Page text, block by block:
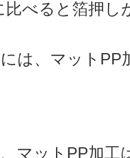
比べると箔押し
は、マットPP
マットPP加工